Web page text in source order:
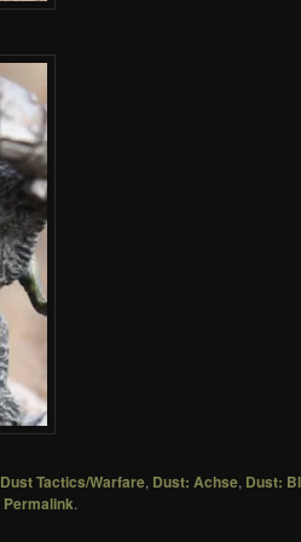
Dust Tactics/Warfare, Dust: Achse, Dust:
Permalink.